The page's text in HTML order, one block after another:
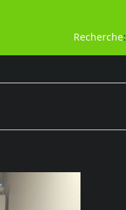
Recherche: